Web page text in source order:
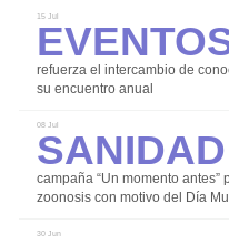
15 Jul
refuerza el intercambio de
su encuentro anual
08 Jul
Sanidad
campaña “Un momento
zoonosis con motivo del Día
30 Jun